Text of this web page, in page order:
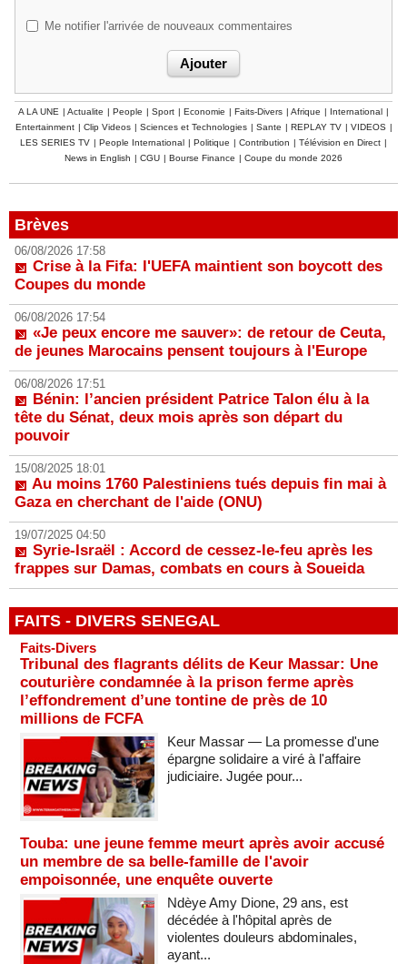
Me notifier l'arrivée de nouveaux commentaires
A LA UNE | Actualite | People | Sport | Economie | Faits-Divers | Afrique | International |
Entertainment | Clip Videos | Sciences et Technologies | Sante | REPLAY TV | VIDEOS |
LES SERIES TV | People International | Politique | Contribution | Télévision en Direct |
News in English | CGU | Bourse Finance | Coupe du monde 2026
Brèves
06/08/2026 17:58
Crise à la Fifa: l'UEFA maintient son boycott des
Coupes du monde
06/08/2026 17:54
«Je peux encore me sauver»: de retour de Ceuta,
de jeunes Marocains pensent toujours à l'Europe
06/08/2026 17:51
Bénin: l’ancien président Patrice Talon élu à la
tête du Sénat, deux mois après son départ du
pouvoir
15/08/2025 18:01
Au moins 1760 Palestiniens tués depuis fin mai à
Gaza en cherchant de l'aide (ONU)
19/07/2025 04:50
Syrie-Israël : Accord de cessez-le-feu après les
frappes sur Damas, combats en cours à Soueida
FAITS - DIVERS SENEGAL
Faits-Divers
Tribunal des flagrants délits de Keur Massar: Une
couturière condamnée à la prison ferme après
l’effondrement d’une tontine de près de 10
millions de FCFA
Keur Massar — La promesse d'une
épargne solidaire a viré à l'affaire
judiciaire. Jugée pour...
Touba: une jeune femme meurt après avoir accusé
un membre de sa belle-famille de l'avoir
empoisonnée, une enquête ouverte
Ndèye Amy Dione, 29 ans, est
décédée à l'hôpital après de
violentes douleurs abdominales,
ayant...